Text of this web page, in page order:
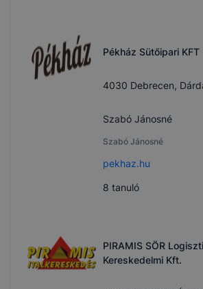
Pékház Sütőipari KFT
4030 Debrecen,
Szabó Jánosné
Szabó Jánosné
pekhaz.hu
8 tanuló
PIRAMIS SÖR
Kereskedelmi Kft.